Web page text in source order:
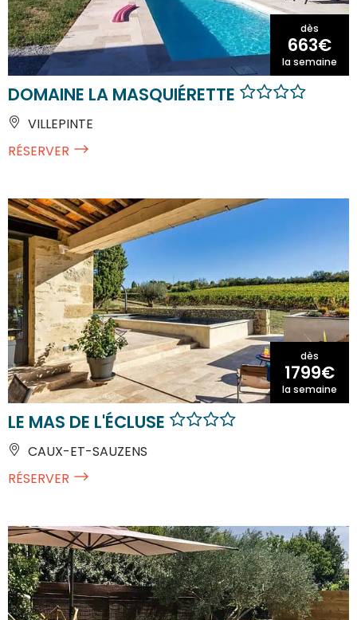
dès
663€
la semaine
DOMAINE LA MASQUIÉRETTE
VILLEPINTE
RÉSERVER
dès
1799€
la semaine
LE MAS DE L'ÉCLUSE
CAUX-ET-SAUZENS
RÉSERVER